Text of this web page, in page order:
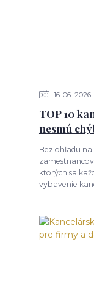
16 06 2026
TOP 10
nesmú
Bez ohľadu
ktorých sa
vybavenie